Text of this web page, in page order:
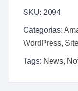
Script
Site
Notícias
em
SKU: 2094
Categorias:
WordPress,
Tags: News,